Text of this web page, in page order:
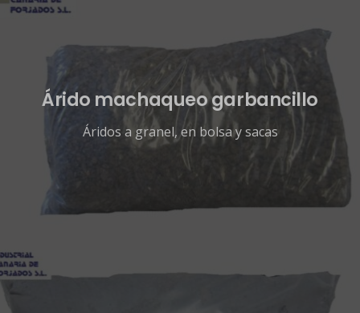
Árido machaqueo garbancillo
Áridos a granel, en bolsa y sacas